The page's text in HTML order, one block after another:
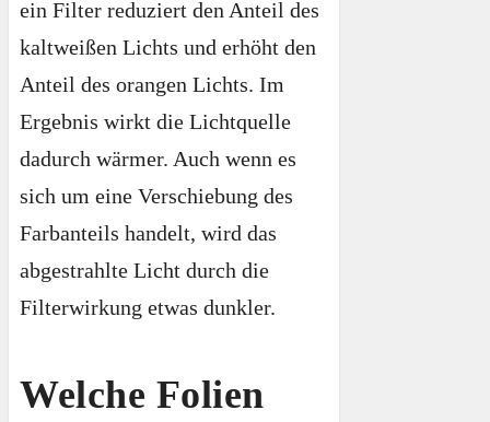
ein Filter reduziert den Anteil des
kaltweißen Lichts und erhöht den
Anteil des orangen Lichts. Im
Ergebnis wirkt die Lichtquelle
dadurch wärmer. Auch wenn es
sich um eine Verschiebung des
Farbanteils handelt, wird das
abgestrahlte Licht durch die
Filterwirkung etwas dunkler.
Welche Folien